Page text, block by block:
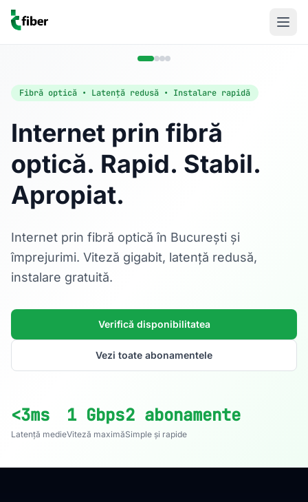
Fibră optică • Latență redusă • Instalare rapidă
Internet prin fibră
optică. Rapid. Stabil.
Apropiat.
Internet prin fibră optică în București și
împrejurimi. Viteză gigabit, latență redusă,
instalare gratuită.
Verifică disponibilitatea
Vezi toate abonamentele
<3ms
Latență medie
1 Gbps
Viteză maximă
2 abonamente
Simple și rapide
Acasă
Internet Rezidențial
Fibră optică până la 1 Gbps, direct în casa ta.